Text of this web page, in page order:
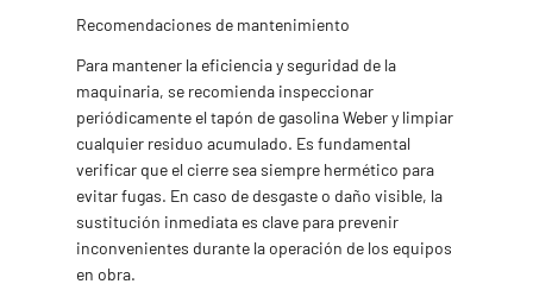
Recomendaciones de mantenimiento
Para mantener la eficiencia y seguridad de la
maquinaria, se recomienda inspeccionar
periódicamente el tapón de gasolina Weber y limpiar
cualquier residuo acumulado. Es fundamental
verificar que el cierre sea siempre hermético para
evitar fugas. En caso de desgaste o daño visible, la
sustitución inmediata es clave para prevenir
inconvenientes durante la operación de los equipos
en obra.